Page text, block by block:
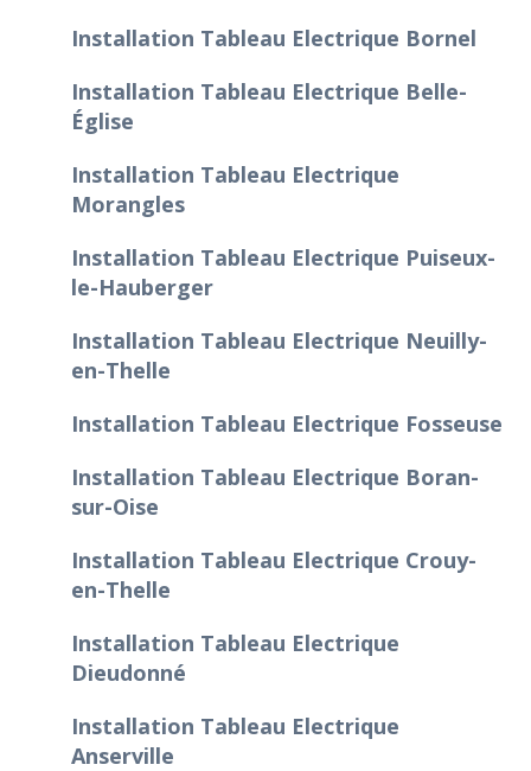
Installation Tableau Electrique Bornel
Installation Tableau Electrique Belle-
Église
Installation Tableau Electrique
Morangles
Installation Tableau Electrique Puiseux-
le-Hauberger
Installation Tableau Electrique Neuilly-
en-Thelle
Installation Tableau Electrique Fosseuse
Installation Tableau Electrique Boran-
sur-Oise
Installation Tableau Electrique Crouy-
en-Thelle
Installation Tableau Electrique
Dieudonné
Installation Tableau Electrique
Anserville